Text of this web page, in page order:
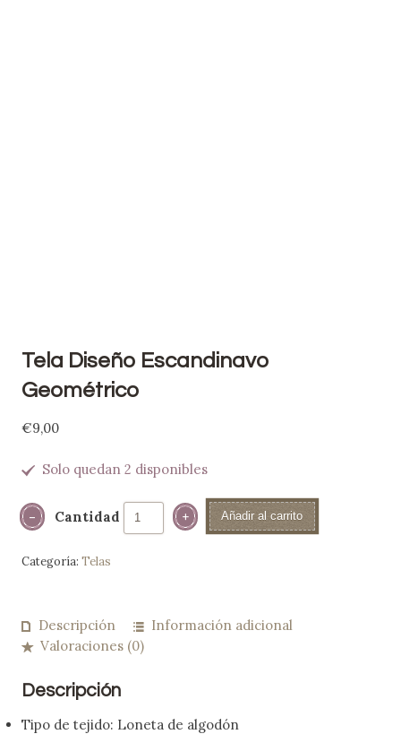
Tela Diseño Escandinavo
Geométrico
€9,00
Solo quedan 2 disponibles
Cantidad Añadir al carrito
Categoría:Telas
Descripción
Información adicional
Valoraciones (0)
Descripción
Tipo de tejido: Loneta de algodón